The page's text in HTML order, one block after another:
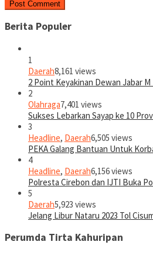
Berita Populer
1
Daerah8,161 views
2 Point Keyakinan Dewan Jabar
2
Olahraga7,401 views
Sukses Lebarkan Sayap ke 10
3
Headline, Daerah6,505 views
PEKA Galang Bantuan Untuk
4
Headline, Daerah6,156 views
Polresta Cirebon dan IJTI Buka
5
Daerah5,923 views
Jelang Libur Nataru 2023 Tol
Perumda Tirta Kahuripan